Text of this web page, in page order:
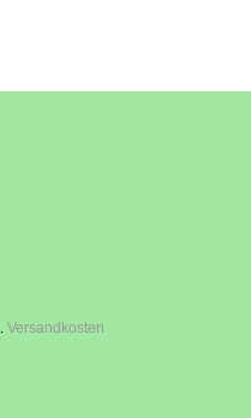
Versandkosten